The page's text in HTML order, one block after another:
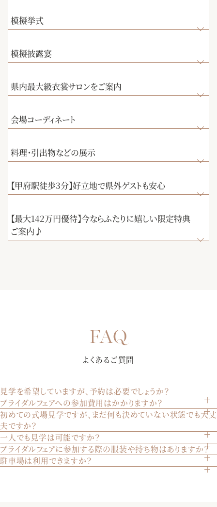
場】お見積りや会場の空き状況、演出・進行など何でもご相
模擬挙式
な自然光が、花嫁様をより美しく魅せる。聖歌隊による生
歌・生演奏が荘厳な雰囲気を創り出します。某有名映画でも
使われた大聖堂を是非体験して下さい。
模擬披露宴
【選べる多彩なパーティー会場】完成したばかりの披露宴会
場にて、誰よりも早く披露宴を体験していただきます。演出
や雰囲気で選べる3つの会場を、ゲストの方々の気持ちになり
県内最大級衣裳サロンをご案内
会場コーディネート
料理・引出物などの展示
【甲府駅徒歩3分】好立地で県外ゲストも安心
【最大142万円優待】今ならふたりに嬉しい限定特典
ご案内♪
よくあるご質問
見学を希望していますが、予約は必要でしょうか？
はい、見学は完全予約制です。ウェブサイトのブライダルフ
ェアページから、または電話でご予約いただけます。
ブライダルフェアへの参加費用はかかりますか？
いいえ、参加は無料です。どなたでも気軽にご参加いただけ
ます。
初めての式場見学ですが、まだ何も決めていない状態でも大丈
夫ですか？
もちろん大丈夫です。初めての見学やまだ決めていない方も
多くいらっしゃいます。実際の会場を見てイメージを膨らま
せることは重要です。安心してお越しください。
一人でも見学は可能ですか？
はい、お一人でもご見学いただけます。ご家族やご兄弟との
見学も歓迎いたします。
ブライダルフェアに参加する際の服装や持ち物はありますか？
特に指定はございません。普段着でお越しいただければ結構
駐車場は利用できますか？
はい、200台収容可能な駐車場をご用意しております。ご自